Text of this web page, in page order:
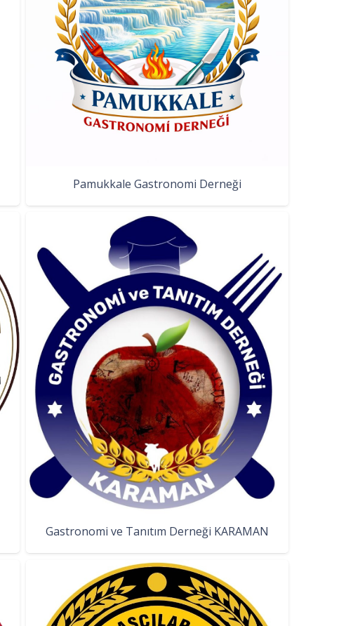
Pamukkale Gastronomi Derneği
Gastronomi ve Tanıtım Derneği KARAMAN